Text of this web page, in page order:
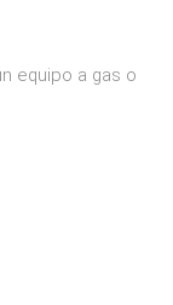
equipo a gas o